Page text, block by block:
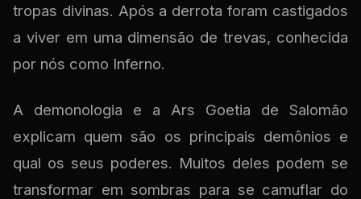
tropas divinas. Após a derrota foram castigados
a viver em uma dimensão de trevas, conhecida
por nós como Inferno.
A demonologia e a Ars Goetia de Salomão
explicam quem são os principais demônios e
qual os seus poderes. Muitos deles podem se
transformar em sombras para se camuflar do